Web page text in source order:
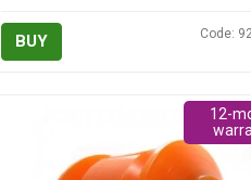
BUY Code:
12-